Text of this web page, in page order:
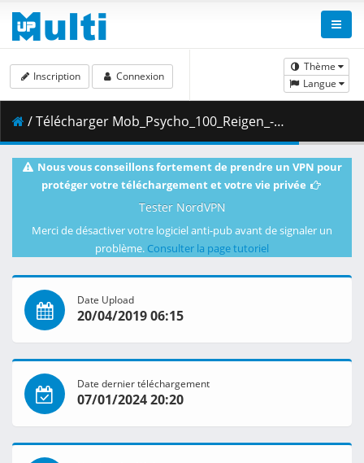
Thème
Langue
Inscription Connexion
/ Télécharger Mob_Psycho_100_Reigen_-_The_Miracle_Psychic_that_Nobody_Knows__KiyoshiStar___Dual_Audio___720p_.mkv.002 ( 389.40 MB )
Nous vous conseillons fortement de prendre un VPN pour
protéger votre téléchargement et votre vie privée
Tester NordVPN
Merci de désactiver votre logiciel anti-pub avant de signaler un
problème. Consulter la page tutoriel
Date Upload
20/04/2019 06:15
Date dernier téléchargement
07/01/2024 20:20